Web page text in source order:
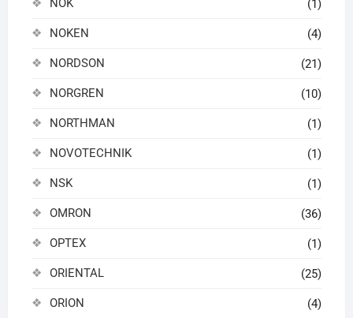
NOK (1)
NOKEN (4)
NORDSON (21)
NORGREN (10)
NORTHMAN (1)
NOVOTECHNIK (1)
NSK (1)
OMRON (36)
OPTEX (1)
ORIENTAL (25)
ORION (4)